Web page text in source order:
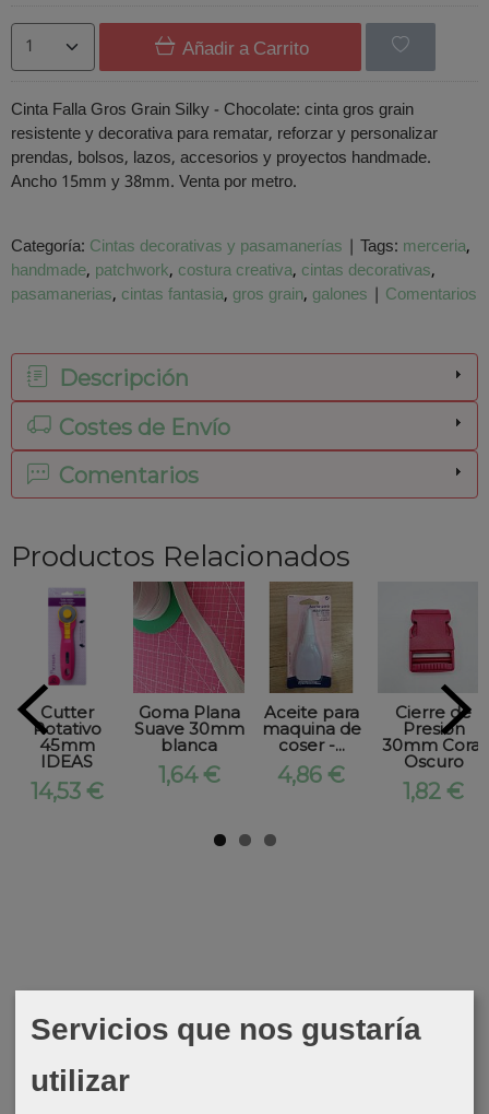
Añadir a Carrito
Cinta Falla Gros Grain Silky - Chocolate: cinta gros grain
resistente y decorativa para rematar, reforzar y personalizar
prendas, bolsos, lazos, accesorios y proyectos handmade.
Ancho 15mm y 38mm. Venta por metro.
Categoría: Cintas decorativas y pasamanerías | Tags: merceria
handmade patchwork costura creativa cintas decorativas
pasamanerias cintas fantasia gros grain galones | Comentarios
Descripción
Costes de Envío
Comentarios
Productos Relacionados
Cutter
Rotativo
45mm
IDEAS
14,53 €
Goma Plana
Suave 30mm
blanca
1,64 €
Aceite para
maquina de
coser -...
4,86 €
Cierre de
Presion
30mm Coral
Oscuro
1,82 €
Servicios que nos gustaría
utilizar